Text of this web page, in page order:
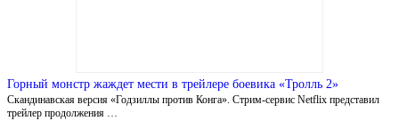
Горный монстр жаждет мести в трейлере боевика «Тролль 2»
Скандинавская версия «Годзиллы против Конга». Стрим-сервис Netflix представил
трейлер продолжения …